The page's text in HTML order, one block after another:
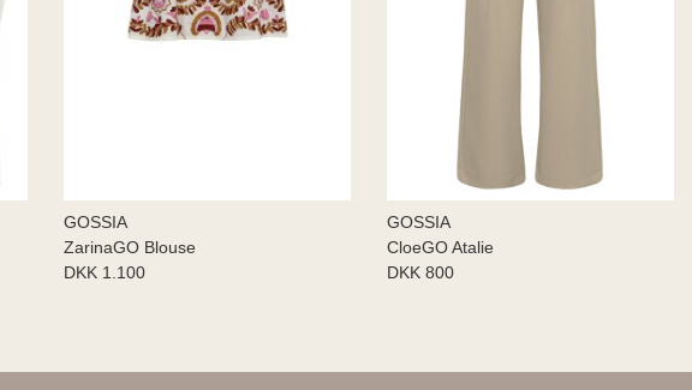
GOSSIA
ZarinaGO Blouse
DKK 1.100
GOSSIA
CloeGO Atalie
DKK 800